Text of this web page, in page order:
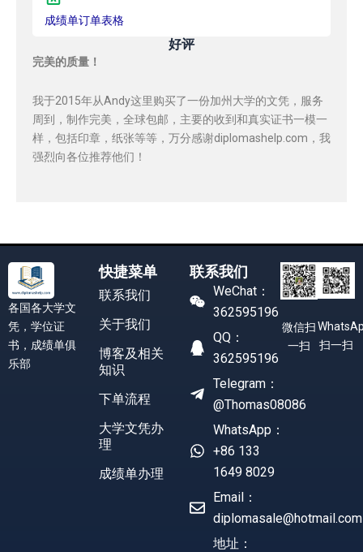
成绩单订单表格
好评
完美的质量！
我于2015年从Andy这里购买了一份加州大学的文凭，服务
周到，制作完美，全球包邮，主要的收到和真实证书一模一
样，包括印章，纸张等等，万分感谢diplomashelp.com，我
强烈向各位推荐他们！
各国各大学文
凭，学位证
书，成绩单俱
乐部
快捷菜单
联系我们
关于我们
博客及相关
知识
下单流程
大学文凭办
理
成绩单办理
联系我们
WeChat：
362595196
QQ：
362595196
Telegram：
@Thomas08086
WhatsApp：
+86 133
1649 8029
Email：
diplomasale@hotmail.com
地址：
微信扫
一扫
扫一扫